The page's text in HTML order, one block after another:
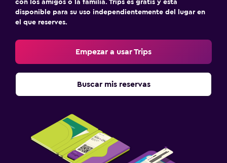
con los amigos o la familia. Trips es gratis y está
disponible para su uso independientemente del lugar en
el que reserves.
Empezar a usar Trips
Buscar mis reservas